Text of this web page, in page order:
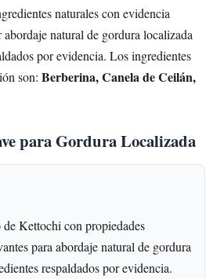
naturales con evidencia
natural de gordura localizada
por evidencia. Los ingredientes
son: Berberina, Canela de Ceilán,
para Gordura Localizada
Kettochi con propiedades
para abordaje natural de gordura
respaldados por evidencia.